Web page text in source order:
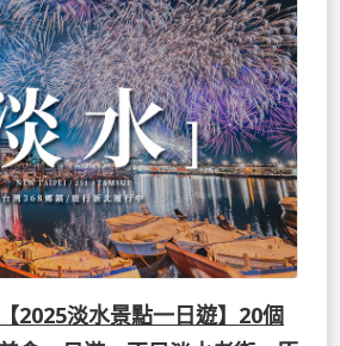
2025淡水景點一日遊】20個